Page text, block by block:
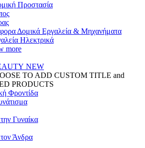
Προστασία
Δομικά Εργαλεία & Μηχανήματα
Ηλεκτρικά
more
NEW
TO ADD CUSTOM TITLE and
PRODUCTS
Φροντίδα
Γυναίκα
τον Άνδρα